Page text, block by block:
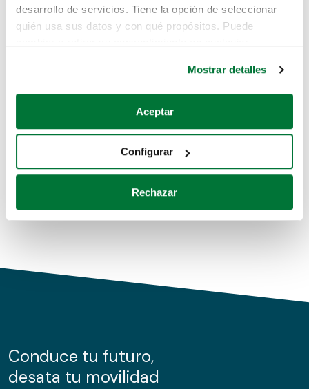
desarrollo de servicios. Tiene la opción de seleccionar
quién usa sus datos y con qué propósitos. Puede
Si lo permite, también quisiéramos:
Recopilar información sobre su ubicación geográfica
Identificar su dispositivo analizándolo activamente
para buscar características específicas (huellas
Obtenga más información sobre cómo se procesan sus
de cookies.
información sobre el uso que haga del sitio web con
nuestros partners de redes sociales, publicidad y análisis
Mostrar detalles
Aceptar
Configurar
Rechazar
Pero puedes encontrar el coche que estás
buscando en alguno de estos enlaces:
Coches de segunda mano
Coches de km0
Conduce tu futuro,
desata tu movilidad